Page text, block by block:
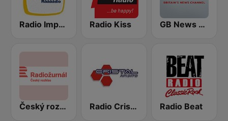
Radio Impuls Radio Kiss GB News Radio
Český rozhlas Radiožurnál Radio Cristal AM 1470 Radio Beat